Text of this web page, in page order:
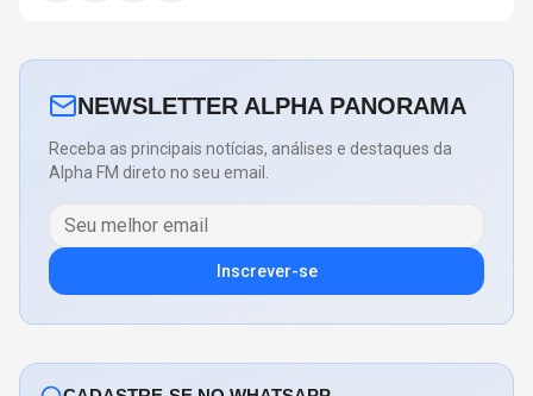
NEWSLETTER ALPHA PANORAMA
Receba as principais notícias, análises e destaques da
Alpha FM direto no seu email.
Inscrever-se